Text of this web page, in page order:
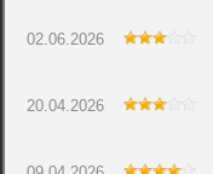
02.06.2026
20.04.2026